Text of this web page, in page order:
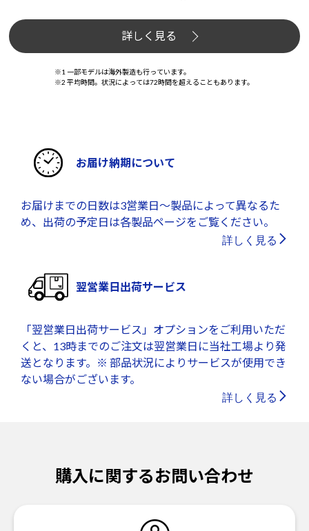
詳しく見る
※1 一部モデルは海外製造も行っています。
※2 平均時間。状況によっては72時間を超えることもあります。
お届け納期について
お届けまでの日数は3営業日～製品によって異なるた
め、出荷の予定日は各製品ページをご覧ください。
詳しく見る
翌営業日出荷サービス
「翌営業日出荷サービス」オプションをご利用いただ
くと、13時までのご注文は翌営業日に当社工場より発
送となります。※ 部品状況によりサービスが使用でき
ない場合がございます。
詳しく見る
購入に関するお問い合わせ